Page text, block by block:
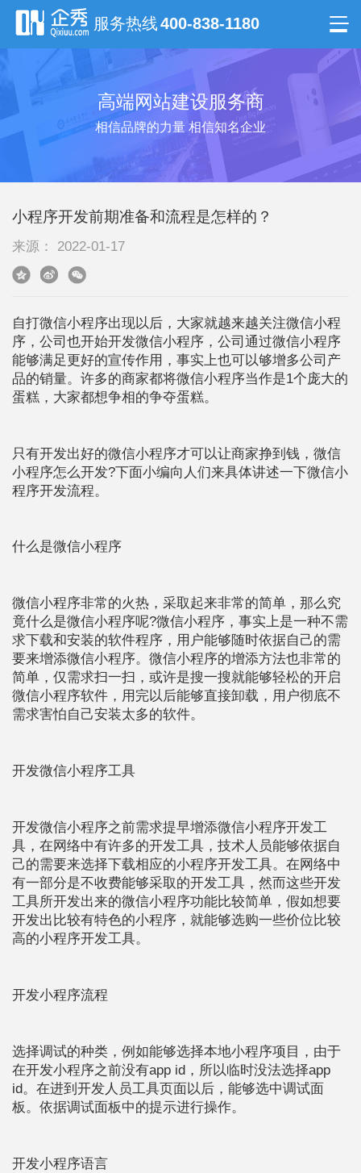
服务热线400-838-1180
高端网站建设服务商
相信品牌的力量 相信知名企业
小程序开发前期准备和流程是怎样的？
来源： 2022-01-17
自打微信小程序出现以后，大家就越来越关注微信小程
序，公司也开始开发微信小程序，公司通过微信小程序
能够满足更好的宣传作用，事实上也可以够增多公司产
品的销量。许多的商家都将微信小程序当作是1个庞大的
蛋糕，大家都想争相的争夺蛋糕。
只有开发出好的微信小程序才可以让商家挣到钱，微信
小程序怎么开发?下面小编向人们来具体讲述一下微信小
程序开发流程。
什么是微信小程序
微信小程序非常的火热，采取起来非常的简单，那么究
竟什么是微信小程序呢?微信小程序，事实上是一种不需
求下载和安装的软件程序，用户能够随时依据自己的需
要来增添微信小程序。微信小程序的增添方法也非常的
简单，仅需求扫一扫，或许是搜一搜就能够轻松的开启
微信小程序软件，用完以后能够直接卸载，用户彻底不
需求害怕自己安装太多的软件。
开发微信小程序工具
开发微信小程序之前需求提早增添微信小程序开发工
具，在网络中有许多的开发工具，技术人员能够依据自
己的需要来选择下载相应的小程序开发工具。在网络中
有一部分是不收费能够采取的开发工具，然而这些开发
工具所开发出来的微信小程序功能比较简单，假如想要
开发出比较有特色的小程序，就能够选购一些价位比较
高的小程序开发工具。
开发小程序流程
选择调试的种类，例如能够选择本地小程序项目，由于
在开发小程序之前没有app id，所以临时没法选择app
id。在进到开发人员工具页面以后，能够选中调试面
板。依据调试面板中的提示进行操作。
开发小程序语言